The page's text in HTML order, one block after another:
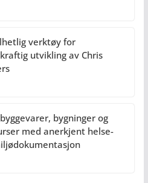
verktøy for
utvikling av Chris
bygninger og
med anerkjent helse-